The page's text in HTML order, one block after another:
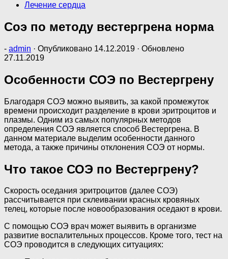
Лечение сердца
Соэ по методу вестергрена норма
- admin · Опубликовано 14.12.2019 · Обновлено
27.11.2019
Особенности СОЭ по Вестергрену
Благодаря СОЭ можно выявить, за какой промежуток
времени происходит разделение в крови эритроцитов и
плазмы. Одним из самых популярных методов
определения СОЭ является способ Вестергрена. В
данном материале выделим особенности данного
метода, а также причины отклонения СОЭ от нормы.
Что такое СОЭ по Вестергрену?
Скорость оседания эритроцитов (далее СОЭ)
рассчитывается при склеивании красных кровяных
телец, которые после новообразования оседают в крови.
С помощью СОЭ врач может выявить в организме
развитие воспалительных процессов. Кроме того, тест на
СОЭ проводится в следующих ситуациях: